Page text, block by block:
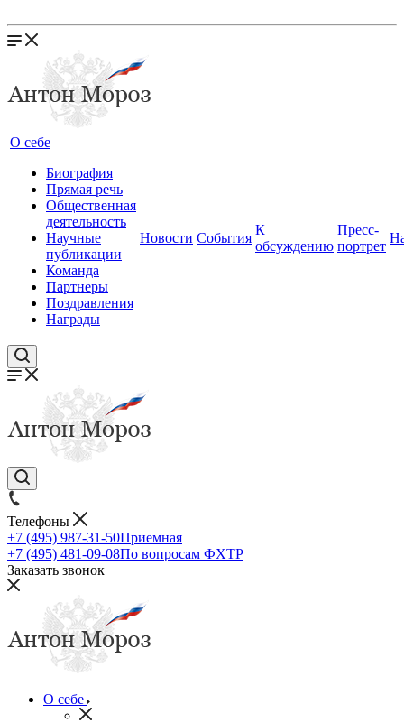
О себе
Биография
Прямая речь
Общественная
деятельность
Научные
публикации
Команда
Партнеры
Поздравления
Награды
Новости События
К
обсуждению
Пресс-
портрет
Телефоны
+7 (495) 987-31-50Приемная
+7 (495) 481-09-08По вопросам ФХТР
Заказать звонок
О себе